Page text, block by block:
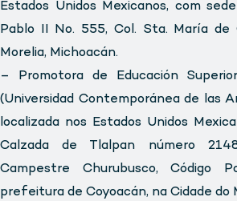
Estados Unidos Mexicanos, com
Pablo II No. 555, Col. Sta. María de
Morelia, Michoacán.
– Promotora de Educación
(Universidad Contemporánea de las
localizada nos Estados Unidos
Calzada de Tlalpan número
Campestre Churubusco, Código
prefeitura de Coyoacán, na Cidade do